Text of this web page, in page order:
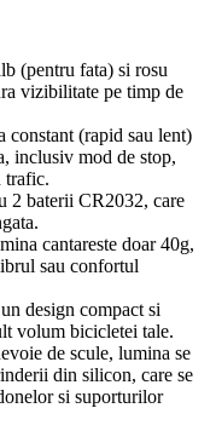
(pentru fata) si rosu
vizibilitate pe timp de
constant (rapid sau lent)
inclusiv mod de stop,
trafic.
2 baterii CR2032, care
cantareste doar 40g,
sau confortul
design compact si
volum bicicletei tale.
de scule, lumina se
din silicon, care se
si suporturilor